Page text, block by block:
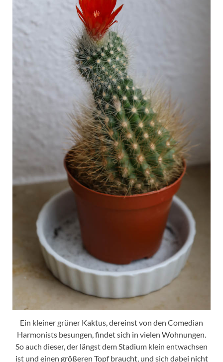
Ein kleiner grüner Kaktus, dereinst von den Comedian
Harmonists besungen, findet sich in vielen Wohnungen.
So auch dieser, der längst dem Stadium klein entwachsen
ist und einen größeren Topf braucht, und sich dabei nicht